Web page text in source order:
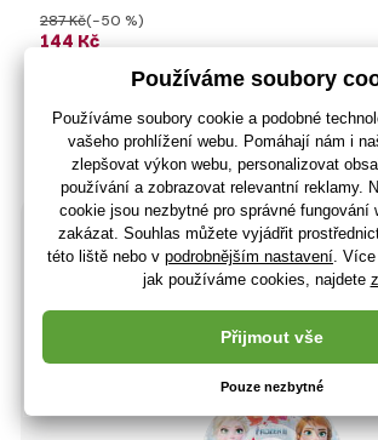
144 Kč
287 Kč(-50 %)
Skladem> 5 ks(U vás 10.08.)
-56%